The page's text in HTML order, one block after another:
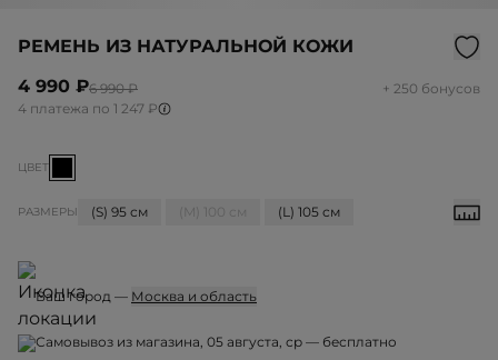
РЕМЕНЬ ИЗ НАТУРАЛЬНОЙ КОЖИ
4 990 ₽6 990 ₽
+ 250 бонусов
4 платежа по 1 247 ₽
ЦВЕТ
РАЗМЕРЫ (S) 95 см (M) 100 см (L) 105 см
Ваш город — Москва и область
Самовывоз из магазина, 05 августа, ср — бесплатно